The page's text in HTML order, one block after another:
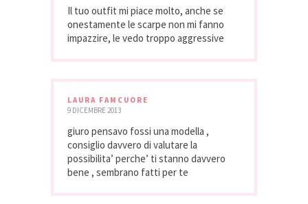
Il tuo outfit mi piace molto, anche se
onestamente le scarpe non mi fanno
impazzire, le vedo troppo aggressive
LAURA FAMCUORE
9 DICEMBRE 2013
giuro pensavo fossi una modella ,
consiglio davvero di valutare la
possibilita’ perche’ ti stanno davvero
bene , sembrano fatti per te